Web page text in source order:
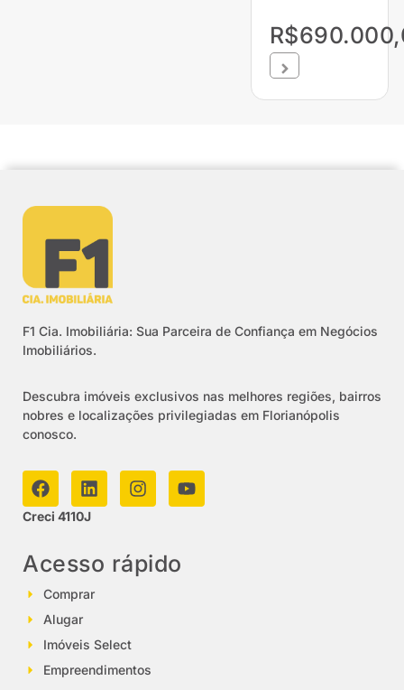
F1 Cia. Imobiliária: Sua Parceira de Confiança em Negócios
Imobiliários.
Descubra imóveis exclusivos nas melhores regiões, bairros
nobres e localizações privilegiadas em Florianópolis
conosco.
Creci 4110J
Acesso rápido
Comprar
Alugar
Imóveis Select
Empreendimentos